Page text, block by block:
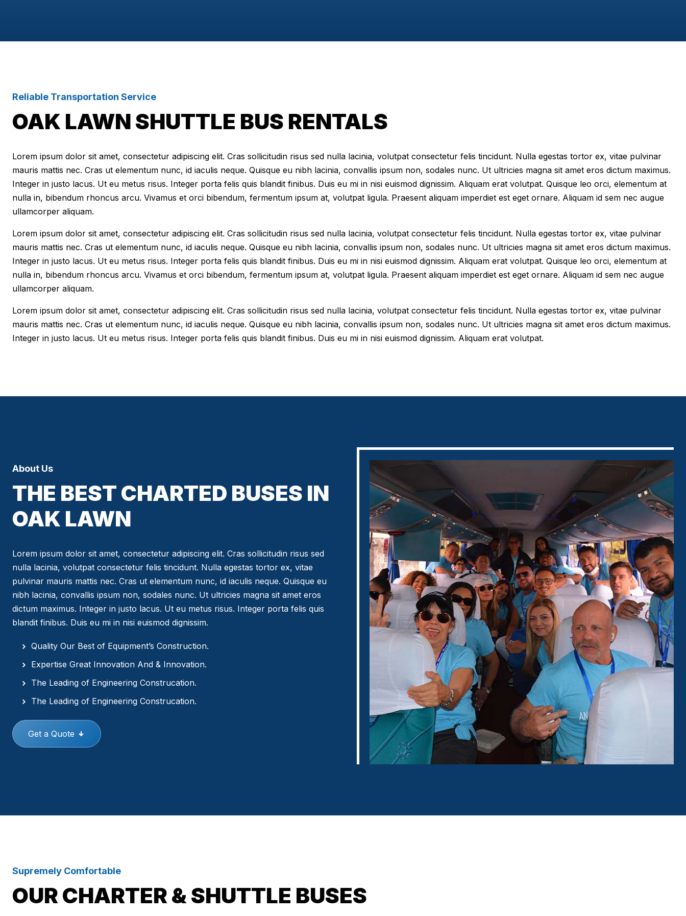
Reliable Transportation Service
OAK LAWN SHUTTLE BUS RENTALS
Lorem ipsum dolor sit amet, consectetur adipiscing elit. Cras sollicitudin risus sed nulla lacinia, volutpat consectetur felis tincidunt. Nulla egestas tortor ex, vitae pulvinar
mauris mattis nec. Cras ut elementum nunc, id iaculis neque. Quisque eu nibh lacinia, convallis ipsum non, sodales nunc. Ut ultricies magna sit amet eros dictum maximus.
Integer in justo lacus. Ut eu metus risus. Integer porta felis quis blandit finibus. Duis eu mi in nisi euismod dignissim. Aliquam erat volutpat. Quisque leo orci, elementum at
nulla in, bibendum rhoncus arcu. Vivamus et orci bibendum, fermentum ipsum at, volutpat ligula. Praesent aliquam imperdiet est eget ornare. Aliquam id sem nec augue
ullamcorper aliquam.
Lorem ipsum dolor sit amet, consectetur adipiscing elit. Cras sollicitudin risus sed nulla lacinia, volutpat consectetur felis tincidunt. Nulla egestas tortor ex, vitae pulvinar
mauris mattis nec. Cras ut elementum nunc, id iaculis neque. Quisque eu nibh lacinia, convallis ipsum non, sodales nunc. Ut ultricies magna sit amet eros dictum maximus.
Integer in justo lacus. Ut eu metus risus. Integer porta felis quis blandit finibus. Duis eu mi in nisi euismod dignissim. Aliquam erat volutpat. Quisque leo orci, elementum at
nulla in, bibendum rhoncus arcu. Vivamus et orci bibendum, fermentum ipsum at, volutpat ligula. Praesent aliquam imperdiet est eget ornare. Aliquam id sem nec augue
ullamcorper aliquam.
Lorem ipsum dolor sit amet, consectetur adipiscing elit. Cras sollicitudin risus sed nulla lacinia, volutpat consectetur felis tincidunt. Nulla egestas tortor ex, vitae pulvinar
mauris mattis nec. Cras ut elementum nunc, id iaculis neque. Quisque eu nibh lacinia, convallis ipsum non, sodales nunc. Ut ultricies magna sit amet eros dictum maximus.
Integer in justo lacus. Ut eu metus risus. Integer porta felis quis blandit finibus. Duis eu mi in nisi euismod dignissim. Aliquam erat volutpat.
About Us
THE BEST CHARTED BUSES IN
OAK LAWN
Lorem ipsum dolor sit amet, consectetur adipiscing elit. Cras sollicitudin risus sed
nulla lacinia, volutpat consectetur felis tincidunt. Nulla egestas tortor ex, vitae
pulvinar mauris mattis nec. Cras ut elementum nunc, id iaculis neque. Quisque eu
nibh lacinia, convallis ipsum non, sodales nunc. Ut ultricies magna sit amet eros
dictum maximus. Integer in justo lacus. Ut eu metus risus. Integer porta felis quis
blandit finibus. Duis eu mi in nisi euismod dignissim.
Quality Our Best of Equipment’s Construction.
Expertise Great Innovation And & Innovation.
The Leading of Engineering Construcation.
The Leading of Engineering Construcation.
Get a Quote
Supremely Comfortable
OUR CHARTER & SHUTTLE BUSES